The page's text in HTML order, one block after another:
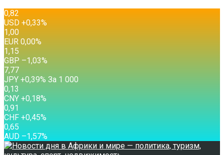
0,82
USD +0,33%
1,00
EUR 0,00%
1,15
GBP –1,03%
7,77
JPY +0,39% За 1 000
0,13
CNY +0,18%
0,91
CHF +0,45%
0,65
AUD –1,57%